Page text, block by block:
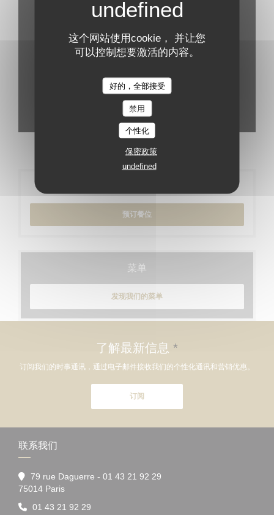
这个网站使用cookie， 并让您
可以控制想要激活的内容。
好的，全部接受
禁用
个性化
保密政策
undefined
预订餐位
菜单
发现我们的菜单
了解最新信息 *
订阅我们的时事通讯，通过电子邮件接收我们的个性化通讯和营销优惠。
订阅
联系我们
79 rue Daguerre - 01 43 21 92 29
75014 Paris((在新窗口中打开))
01 43 21 92 29